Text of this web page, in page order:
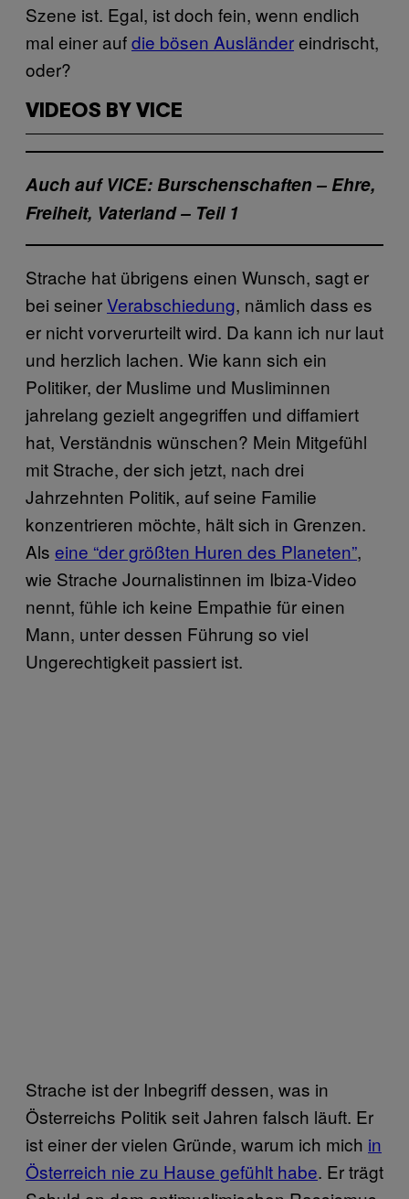
Szene ist. Egal, ist doch fein, wenn endlich
mal einer aufdie bösen Ausländereindrischt,
oder?
VIDEOS BY VICE
Auch auf VICE: Burschenschaften – Ehre,
Freiheit, Vaterland – Teil 1
Strache hat übrigens einen Wunsch, sagt er
bei seinerVerabschiedung, nämlich dass es
er nicht vorverurteilt wird. Da kann ich nur laut
und herzlich lachen. Wie kann sich ein
Politiker, der Muslime und Musliminnen
jahrelang gezielt angegriffen und diffamiert
hat, Verständnis wünschen? Mein Mitgefühl
mit Strache, der sich jetzt, nach drei
Jahrzehnten Politik, auf seine Familie
konzentrieren möchte, hält sich in Grenzen.
Als eine “der größten Huren des Planeten”,
wie Strache Journalistinnen im Ibiza-Video
nennt, fühle ich keine Empathie für einen
Mann, unter dessen Führung so viel
Ungerechtigkeit passiert ist.
Strache ist der Inbegriff dessen, was in
Österreichs Politik seit Jahren falsch läuft. Er
ist einer der vielen Gründe, warum ich mich in
Österreich nie zu Hause gefühlt habe. Er trägt